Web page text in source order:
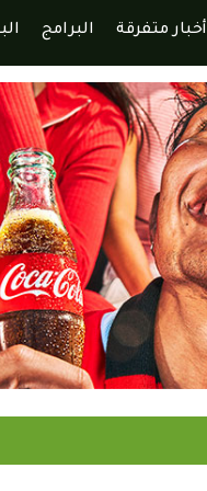
أخبار متفرقة البرامج